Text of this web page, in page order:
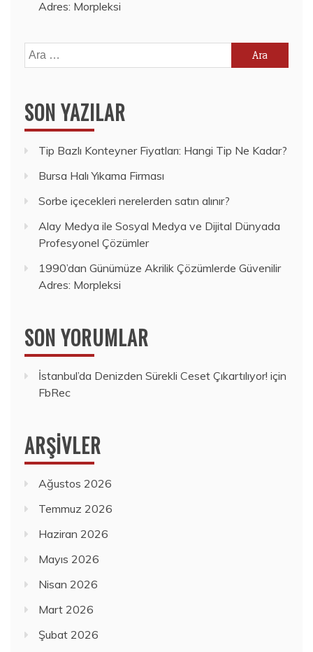
Adres: Morpleksi
Arama:
SON YAZILAR
Tip Bazlı Konteyner Fiyatları: Hangi Tip Ne Kadar?
Bursa Halı Yıkama Firması
Sorbe içecekleri nerelerden satın alınır?
Alay Medya ile Sosyal Medya ve Dijital Dünyada
Profesyonel Çözümler
1990’dan Günümüze Akrilik Çözümlerde Güvenilir
Adres: Morpleksi
SON YORUMLAR
İstanbul’da Denizden Sürekli Ceset Çıkartılıyor! için
FbRec
ARŞIVLER
Ağustos 2026
Temmuz 2026
Haziran 2026
Mayıs 2026
Nisan 2026
Mart 2026
Şubat 2026